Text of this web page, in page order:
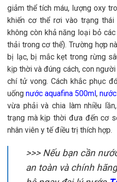
giảm thể tích máu, lượng oxy
khiến cơ thể rơi vào trạng
không còn khả năng loại bỏ
thải trong cơ thể). Trường hợp
bị lạc, bị mắc kẹt trong rừng
kịp thời và đúng cách, con
chí tử vong. Cách khắc phục
uống nước aquafina 500ml,
vừa phải và chia làm nhiều
trạng mà kịp thời đưa đến cơ
nhân viên y tế điều trị thích hợp.
>>> Nếu bạn cần
an toàn và chính